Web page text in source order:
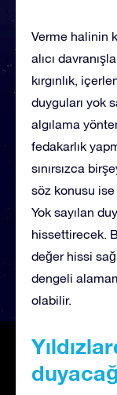
Verme halinin
alıcı
kırgınlık,
duyguları yok
algılama
fedakarlık
sınırsızca
söz konusu ise
Yok sayılan
hissettirecek.
değer hissi
dengeli
olabilir.